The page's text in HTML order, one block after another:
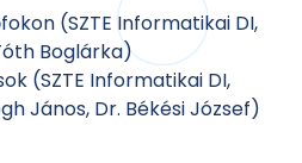
(SZTE Informatikai DI,
Boglárka)
(SZTE Informatikai DI,
János, Dr. Békési József)